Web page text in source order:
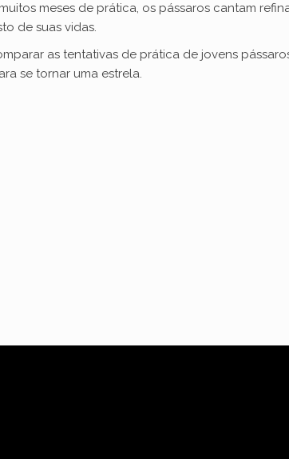
meses de prática, os pássaros cantam
de suas vidas.
as tentativas de prática de jovens
se tornar uma estrela.